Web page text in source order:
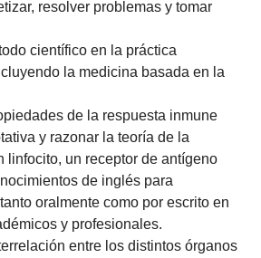
resolver problemas y tomar
científico en la práctica
la medicina basada en la
de la respuesta inmune
y razonar la teoría de la
linfocito, un receptor de antígeno
de inglés para
oralmente como por escrito en
y profesionales.
entre los distintos órganos